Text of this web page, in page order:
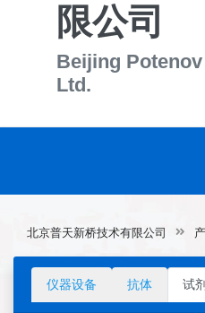
限公司
Beijing
Ltd.
北京普天新桥技术有限公司
仪器设备 抗体 试剂